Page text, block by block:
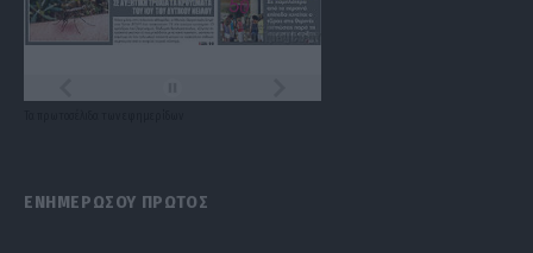
ΕΝΗΜΕΡΩΣΟΥ ΠΡΩΤΟΣ